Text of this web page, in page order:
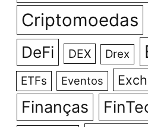
Criptomoedas
DeFi DEX Drex
ETFs Eventos
Finanças